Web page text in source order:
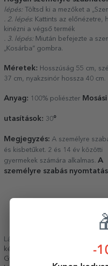
lépés: Töltsd ki a mezőket a
. 2. lépés: Kattints az előnézetre,
kinézni a végső termék
. 3. lépés: Miután befejezte a
„Kosárba” gombra.
Méretek: Hosszúság 55 cm,
37 cm, nyakzsinór hossza 40 cm.
Anyag: 100% poliészter Mosási
utasítások: 30°
Megjegyzés: A személyre
és kisbetűket. 2 és 14 év közötti
gyermekek számára alkalmas. A
személyre szabás
Lásd még más
készült, személyre szabott
Gyerekek
-